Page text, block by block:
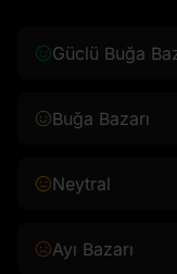
Güclü Buğa
Buğa Bazarı
Neytral
Ayı Bazarı